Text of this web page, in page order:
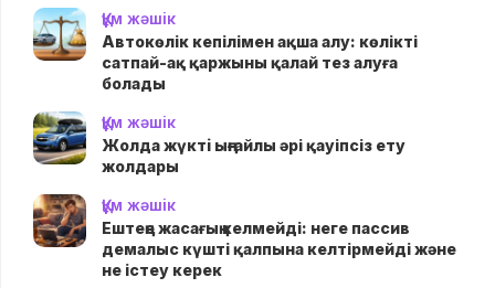
Құм жәшік
Автокөлік кепілімен ақша алу: көлікті
сатпай-ақ қаржыны қалай тез алуға
болады
Құм жәшік
Жолда жүктi ыңғайлы әрі қауіпсіз ету
жолдары
Құм жәшік
Ештеңе жасағың келмейді: неге пассив
демалыс күшті қалпына келтірмейді және
не істеу керек